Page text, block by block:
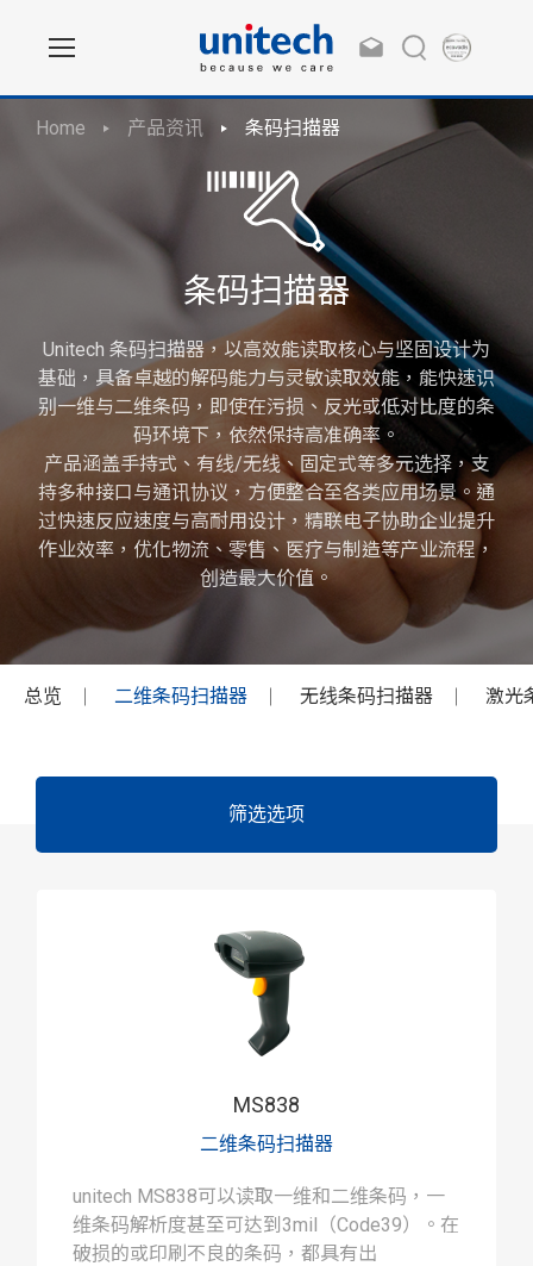
Home 产品资讯 条码扫描器
条码扫描器
Unitech 条码扫描器，以高效能读取核心与坚固设计为
基础，具备卓越的解码能力与灵敏读取效能，能快速识
别一维与二维条码，即使在污损、反光或低对比度的条
码环境下，依然保持高准确率。
产品涵盖手持式、有线/无线、固定式等多元选择，支
持多种接口与通讯协议，方便整合至各类应用场景。通
过快速反应速度与高耐用设计，精联电子协助企业提升
作业效率，优化物流、零售、医疗与制造等产业流程，
创造最大价值。
总览 二维条码扫描器 无线条码扫描器 激光
筛选选项
MS838
二维条码扫描器
unitech MS838可以读取一维和二维条码，一
维条码解析度甚至可达到3mil（Code39）。在
破损的或印刷不良的条码，都具有出